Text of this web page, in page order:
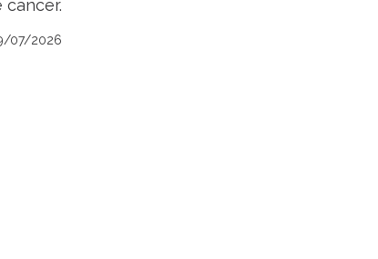
cancer.
07/2026